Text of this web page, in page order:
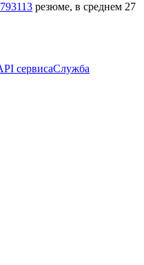
793113 резюме, в среднем 27
сервисаСлужба